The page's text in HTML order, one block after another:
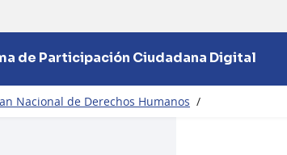
de Participación Ciudadana Digital
Nacional de Derechos Humanos /